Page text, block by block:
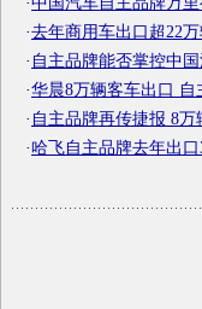
·去年商用车出口超22
· 自主品牌能否掌控中
·华晨8万辆客车出口
· 自主品牌再传捷报 8
·哈飞自主品牌去年出